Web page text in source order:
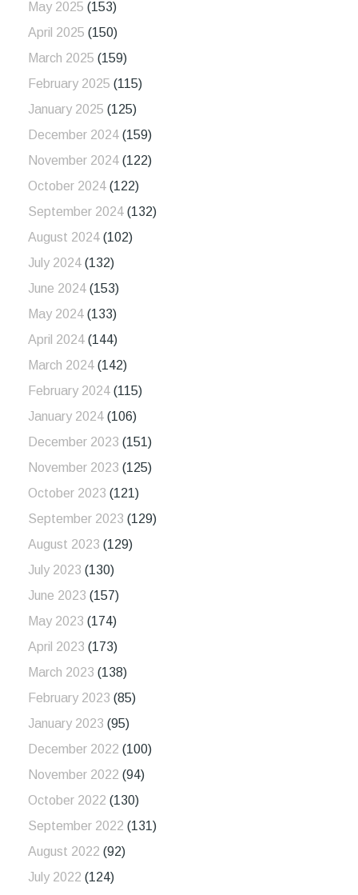
May 2025 (153)
April 2025 (150)
March 2025 (159)
February 2025 (115)
January 2025 (125)
December 2024 (159)
November 2024 (122)
October 2024 (122)
September 2024 (132)
August 2024 (102)
July 2024 (132)
June 2024 (153)
May 2024 (133)
April 2024 (144)
March 2024 (142)
February 2024 (115)
January 2024 (106)
December 2023 (151)
November 2023 (125)
October 2023 (121)
September 2023 (129)
August 2023 (129)
July 2023 (130)
June 2023 (157)
May 2023 (174)
April 2023 (173)
March 2023 (138)
February 2023 (85)
January 2023 (95)
December 2022 (100)
November 2022 (94)
October 2022 (130)
September 2022 (131)
August 2022 (92)
July 2022 (124)